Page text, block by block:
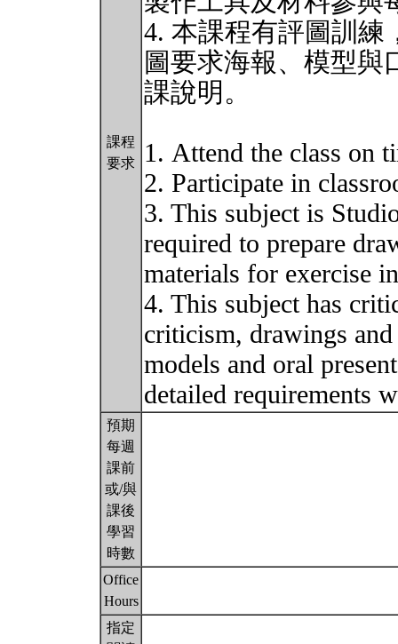
課程
要求
4. 本課程有評圖訓練
圖要求海報、模型與
課說明。
1. Attend the class on
2. Participate in
3. This subject is
required to prepare
materials for exercise
4. This subject has
criticism, drawings and
models and oral
detailed requirements
預期
每週
課前
或/與
課後
學習
時數
Office
Hours
指定